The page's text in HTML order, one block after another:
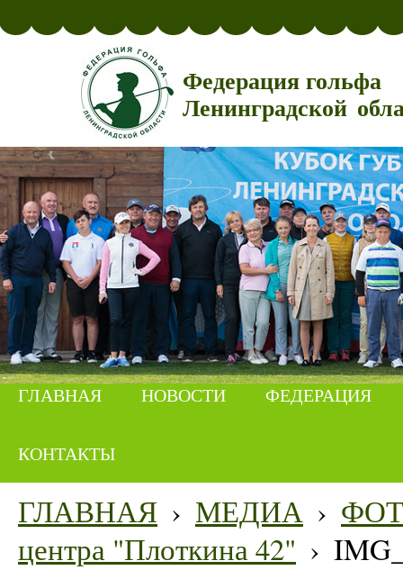
Федерация гольфа
Ленинградской
ГЛАВНАЯ НОВОСТИ ФЕДЕРАЦИЯ
КОНТАКТЫ
ГЛАВНАЯ › МЕДИА ›
центра "Плоткина 42" ›